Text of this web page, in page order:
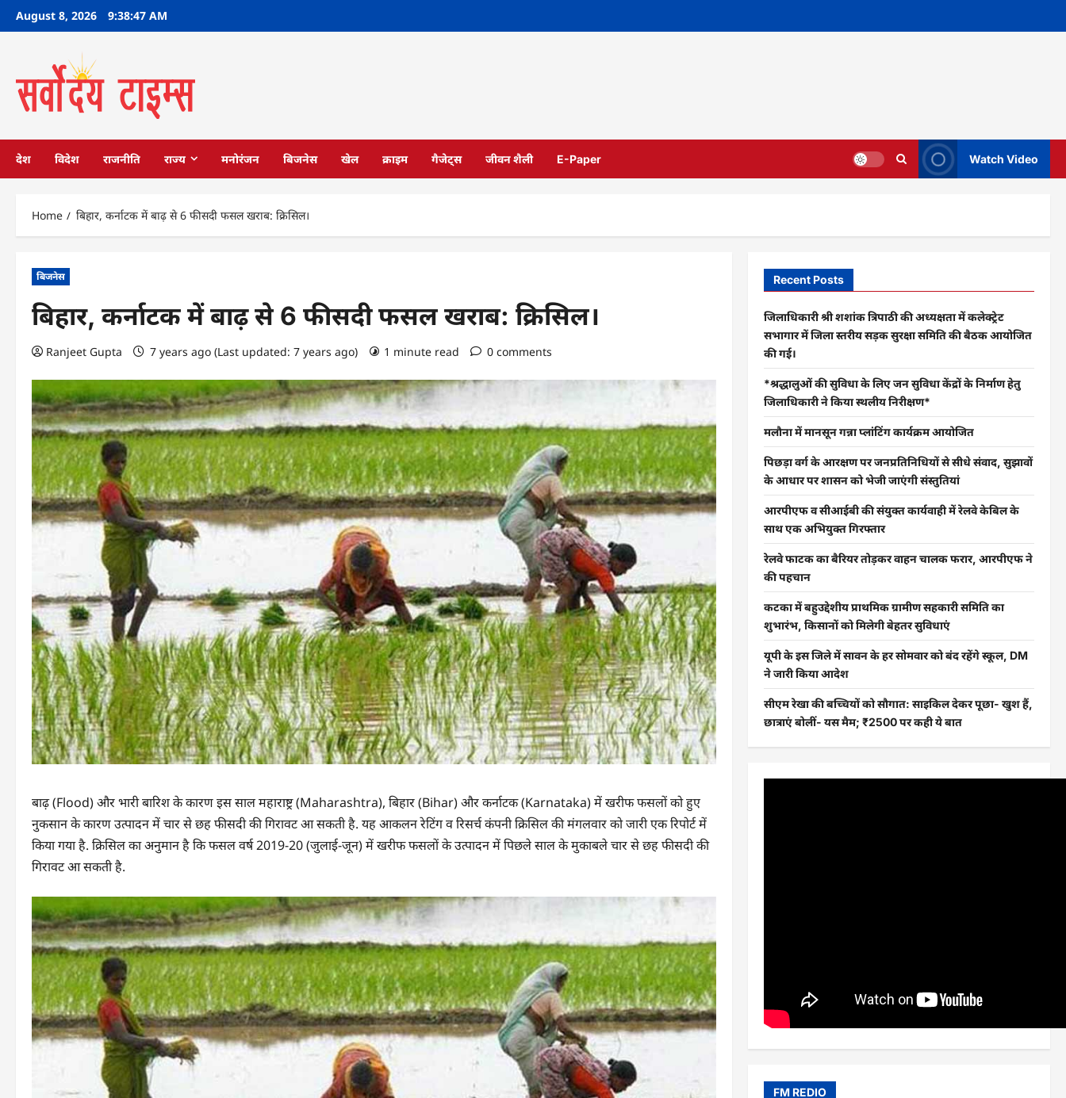
SkipAugust 8, 2026 9:38:49 AM
देश विदेश राजनीति राज्य मनोरंजन बिजनेस खेल क्राइम गैजेट्स जीवन शैली E-Paper Watch Video
Home बिहार, कर्नाटक में बाढ़ से 6 फीसदी फसल खराब: क्रिसिल।
बिजनेस
बिहार, कर्नाटक में बाढ़ से 6 फीसदी फसल खराब: क्रिसिल।
Ranjeet Gupta 7 years ago (Last updated: 7 years ago) 1 minute read 0 comments
बाढ़ (Flood) और भारी बारिश के कारण इस साल महाराष्ट्र (Maharashtra), बिहार (Bihar) और कर्नाटक (Karnataka) में खरीफ फसलों को हुए
नुकसान के कारण उत्पादन में चार से छह फीसदी की गिरावट आ सकती है. यह आकलन रेटिंग व रिसर्च कंपनी क्रिसिल की मंगलवार को जारी एक रिपोर्ट में
किया गया है. क्रिसिल का अनुमान है कि फसल वर्ष 2019-20 (जुलाई-जून) में खरीफ फसलों के उत्पादन में पिछले साल के मुकाबले चार से छह फीसदी की
गिरावट आ सकती है.
Recent Posts
जिलाधिकारी श्री शशांक त्रिपाठी की अध्यक्षता में कलेक्ट्रेट
सभागार में जिला स्तरीय सड़क सुरक्षा समिति की बैठक आयोजित
की गई।
*श्रद्धालुओं की सुविधा के लिए जन सुविधा केंद्रों के निर्माण हेतु
जिलाधिकारी ने किया स्थलीय निरीक्षण*
मलौना में मानसून गन्ना प्लांटिंग कार्यक्रम आयोजित
पिछड़ा वर्ग के आरक्षण पर जनप्रतिनिधियों से सीधे संवाद, सुझावों
के आधार पर शासन को भेजी जाएंगी संस्तुतियां
आरपीएफ व सीआईबी की संयुक्त कार्यवाही में रेलवे केबिल के
साथ एक अभियुक्त गिरफ्तार
रेलवे फाटक का बैरियर तोड़कर वाहन चालक फरार, आरपीएफ ने
की पहचान
कटका में बहुउद्देशीय प्राथमिक ग्रामीण सहकारी समिति का
शुभारंभ, किसानों को मिलेगी बेहतर सुविधाएं
यूपी के इस जिले में सावन के हर सोमवार को बंद रहेंगे स्कूल, DM
ने जारी किया आदेश
सीएम रेखा की बच्चियों को सौगात: साइकिल देकर पूछा- खुश हैं,
छात्राएं बोलीं- यस मैम; ₹2500 पर कही ये बात
FM REDIO